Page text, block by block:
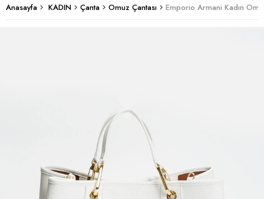
Anasayfa KADIN Çanta Omuz Çantası Emporio Armani Kadın